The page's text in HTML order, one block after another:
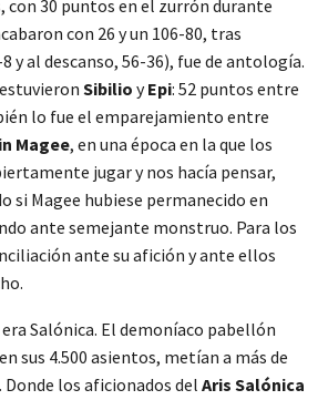
30 puntos en el zurrón durante
con 26 y un 106-80, tras
y al descanso, 56-36), fue de antología.
Sibilio yEpi: 52 puntos entre
lo fue el emparejamiento entre
Magee, en una época en la que los
jugar y nos hacía pensar,
si Magee hubiese permanecido en
ante semejante monstruo. Para los
ante su afición y ante ellos
Salónica. El demoníaco pabellón
sus 4.500 asientos, metían a más de
Donde los aficionados del Aris Salónica